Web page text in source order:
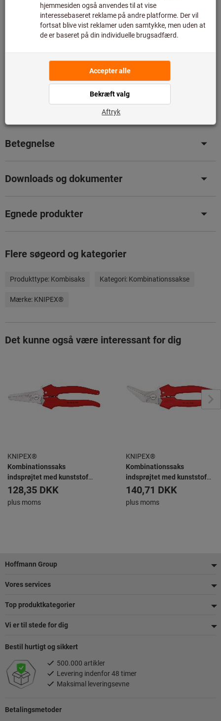
Bemærk venligst den forlængede leveringstid og den
begrænsede rådgivning:
Vi bestiller denne vare til dig direkte fra producenten, da
den ikke er en del af vores hovedsortiment og derfor ikke
Del artikel
Produktdetaljer
Betegnelse
Downloads og dokumenter
Egnede produkter
Flere søgeord og kategorier
Produkttype: Kombisaks Kategori: Kombinationssakse
Mærke: KNIPEX®
Det kunne også være interessant for dig
KNIPEX®
Kombinationssaks
indsprøjtet med kunststof
190 mm
128,35 DKK
plus moms
KNIPEX®
Kombinationssaks
indsprøjtet med kunststof
185 mm
140,71 DKK
plus moms
Footer
Hoffmann Group
Vores services
Top produktkategorier
Vi er til stede for dig
Betalingsmetoder
Bestil hurtigt og sikkert
500.000 artikler
Levering indenfor 48 timer
Maksimal leveringsevne